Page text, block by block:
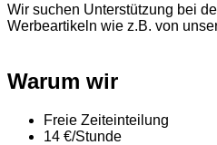
Wir suchen Unterstützung bei
Werbeartikeln wie z.B. von
Warum wir
Freie Zeiteinteilung
14 €/Stunde